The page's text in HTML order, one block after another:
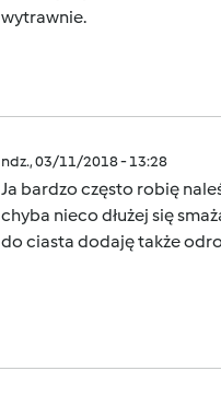
wytrawnie.
ndz., 03/11/2018 - 13:28
Ja bardzo często robię
chyba nieco dłużej się
do ciasta dodaję także